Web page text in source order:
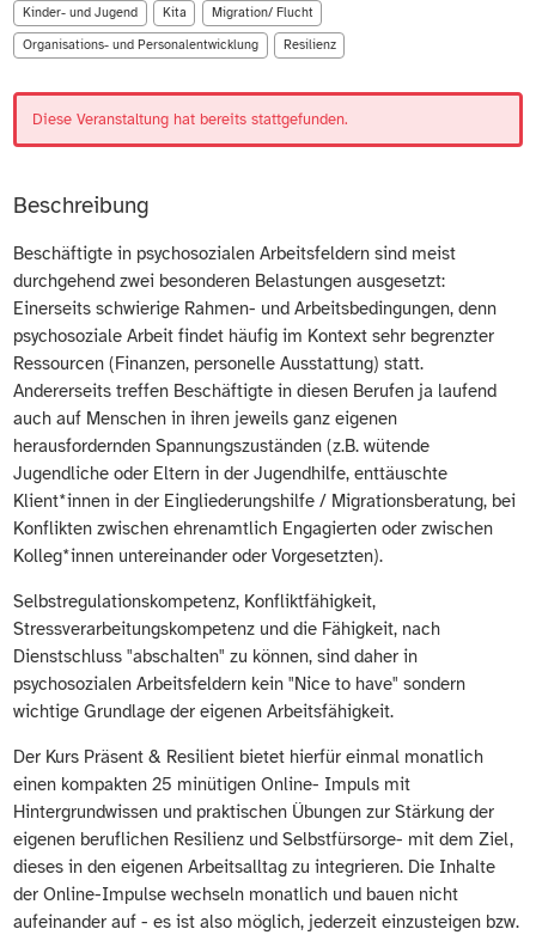
Kinder- und Jugend
Kita
Migration/ Flucht
Organisations- und Personalentwicklung
Resilienz
Diese Veranstaltung hat bereits stattgefunden.
Beschreibung
Beschäftigte in psychosozialen Arbeitsfeldern sind meist
durchgehend zwei besonderen Belastungen ausgesetzt:
Einerseits schwierige Rahmen- und Arbeitsbedingungen, denn
psychosoziale Arbeit findet häufig im Kontext sehr begrenzter
Ressourcen (Finanzen, personelle Ausstattung) statt.
Andererseits treffen Beschäftigte in diesen Berufen ja laufend
auch auf Menschen in ihren jeweils ganz eigenen
herausfordernden Spannungszuständen (z.B. wütende
Jugendliche oder Eltern in der Jugendhilfe, enttäuschte
Klient*innen in der Eingliederungshilfe / Migrationsberatung, bei
Konflikten zwischen ehrenamtlich Engagierten oder zwischen
Kolleg*innen untereinander oder Vorgesetzten).
Selbstregulationskompetenz, Konfliktfähigkeit,
Stressverarbeitungskompetenz und die Fähigkeit, nach
Dienstschluss "abschalten" zu können, sind daher in
psychosozialen Arbeitsfeldern kein "Nice to have" sondern
wichtige Grundlage der eigenen Arbeitsfähigkeit.
Der Kurs Präsent & Resilient bietet hierfür einmal monatlich
einen kompakten 25 minütigen Online- Impuls mit
Hintergrundwissen und praktischen Übungen zur Stärkung der
eigenen beruflichen Resilienz und Selbstfürsorge- mit dem Ziel,
dieses in den eigenen Arbeitsalltag zu integrieren. Die Inhalte
der Online-Impulse wechseln monatlich und bauen nicht
aufeinander auf - es ist also möglich, jederzeit einzusteigen bzw.